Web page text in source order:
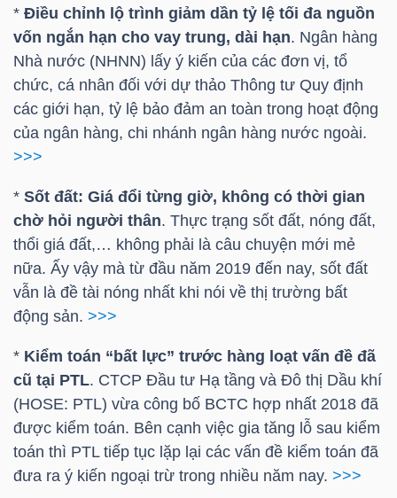
* Điều chỉnh lộ trình giảm dần tỷ lệ tối đa nguồn
vốn ngắn hạn cho vay trung, dài hạn. Ngân hàng
Nhà nước (NHNN) lấy ý kiến của các đơn vị, tổ
chức, cá nhân đối với dự thảo Thông tư Quy định
các giới hạn, tỷ lệ bảo đảm an toàn trong hoạt động
của ngân hàng, chi nhánh ngân hàng nước ngoài.
>>>
* Sốt đất: Giá đổi từng giờ, không có thời gian
chờ hỏi người thân. Thực trạng sốt đất, nóng đất,
thổi giá đất,… không phải là câu chuyện mới mẻ
nữa. Ấy vậy mà từ đầu năm 2019 đến nay, sốt đất
vẫn là đề tài nóng nhất khi nói về thị trường bất
động sản. >>>
* Kiểm toán “bất lực” trước hàng loạt vấn đề đã
cũ tại PTL. CTCP Đầu tư Hạ tầng và Đô thị Dầu khí
(HOSE: PTL) vừa công bố BCTC hợp nhất 2018 đã
được kiểm toán. Bên cạnh việc gia tăng lỗ sau kiểm
toán thì PTL tiếp tục lặp lại các vấn đề kiểm toán đã
đưa ra ý kiến ngoại trừ trong nhiều năm nay. >>>
THẾ
GIỚI
ĐÔNG
TÀI
CHÍNH
TÍCH
VIETSTOCKFINANCE